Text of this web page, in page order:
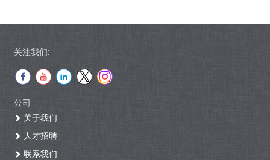
关注我们:
公司
关于我们
人才招聘
联系我们